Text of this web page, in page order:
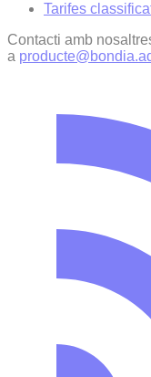
Tarifes
Contacti amb
a